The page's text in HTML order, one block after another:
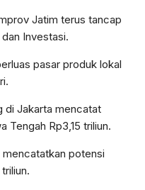
Jatim terus tancap
Investasi.
pasar produk lokal
di Jakarta mencatat
Tengah Rp3,15 triliun.
mencatatkan potensi